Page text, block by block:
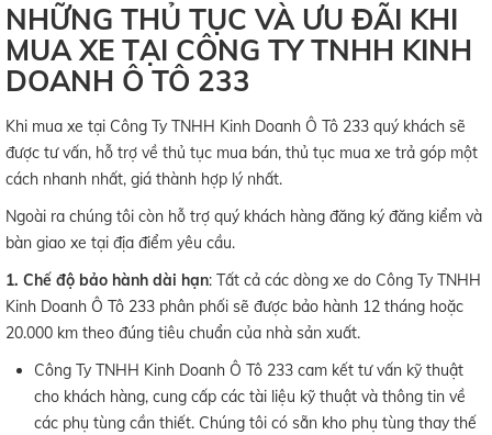
NHỮNG THỦ TỤC VÀ ƯU ĐÃI KHI
MUA XE TẠI CÔNG TY TNHH KINH
DOANH Ô TÔ 233
Khi mua xe tại Công Ty TNHH Kinh Doanh Ô Tô 233 quý khách sẽ
được tư vấn, hỗ trợ về thủ tục mua bán, thủ tục mua xe trả góp một
cách nhanh nhất, giá thành hợp lý nhất.
Ngoài ra chúng tôi còn hỗ trợ quý khách hàng đăng ký đăng kiểm và
bàn giao xe tại địa điểm yêu cầu.
1. Chế độ bảo hành dài hạn: Tất cả các dòng xe do Công Ty TNHH
Kinh Doanh Ô Tô 233 phân phối sẽ được bảo hành 12 tháng hoặc
20.000 km theo đúng tiêu chuẩn của nhà sản xuất.
Công Ty TNHH Kinh Doanh Ô Tô 233 cam kết tư vấn kỹ thuật
cho khách hàng, cung cấp các tài liệu kỹ thuật và thông tin về
các phụ tùng cần thiết. Chúng tôi có sẵn kho phụ tùng thay thế